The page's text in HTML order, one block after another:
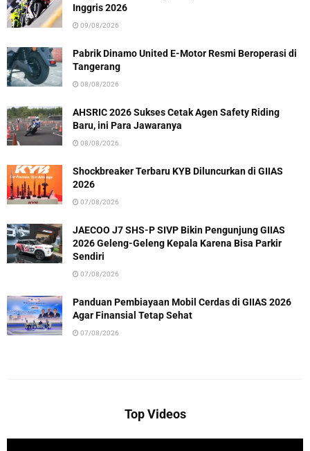
Inggris 2026
09/08/2026
Pabrik Dinamo United E-Motor Resmi Beroperasi di
Tangerang
08/08/2026
AHSRIC 2026 Sukses Cetak Agen Safety Riding
Baru, ini Para Jawaranya
08/08/2026
Shockbreaker Terbaru KYB Diluncurkan di GIIAS
2026
07/08/2026
JAECOO J7 SHS-P SIVP Bikin Pengunjung GIIAS
2026 Geleng-Geleng Kepala Karena Bisa Parkir
Sendiri
07/08/2026
Panduan Pembiayaan Mobil Cerdas di GIIAS 2026
Agar Finansial Tetap Sehat
07/08/2026
Top Videos